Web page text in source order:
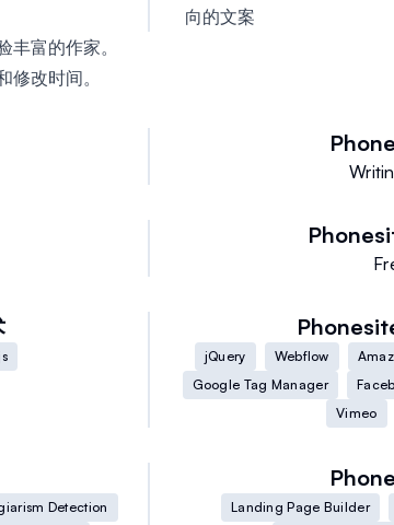
富的作家。
改时间。
向的文案
jQuery Webflow
Google Tag Manager
Vimeo
Detection
Landing Page Builder